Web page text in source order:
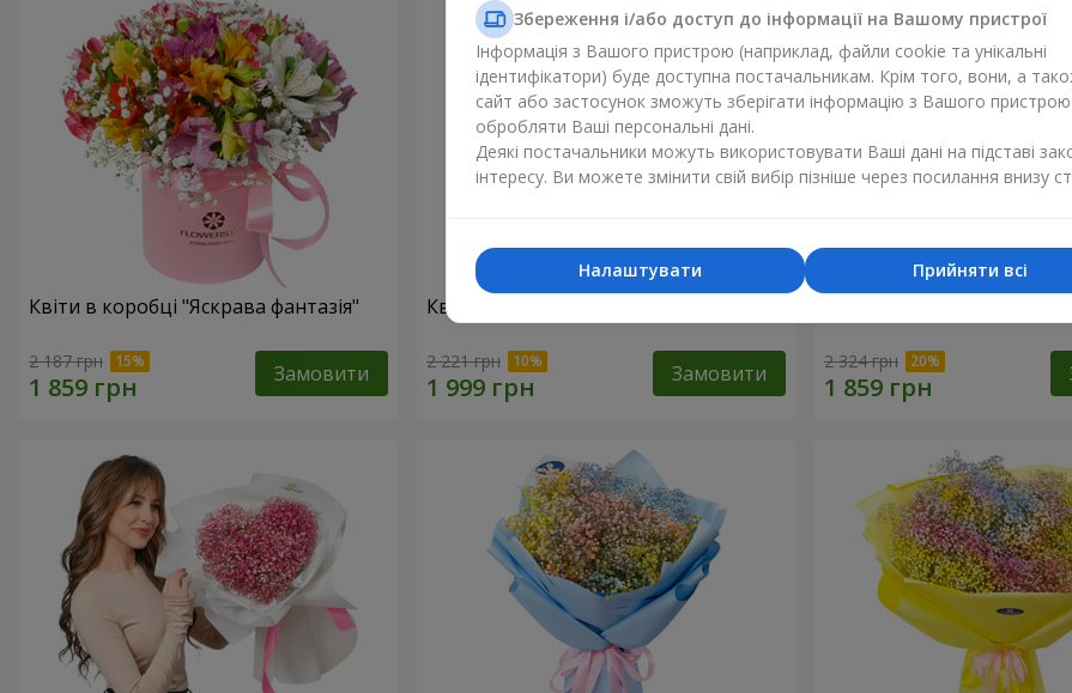
Квіти в коробці "Яскрава фантазія"
2 187 грн Замовити
Квіти в коробці "Соломія"
2 221 грн Замовити 2 324 грн
Збереження і/або доступ до інформації на Вашому пристрої
Інформація з Вашого пристрою (наприклад, файли cookie та унікальні
ідентифікатори) буде доступна постачальникам. Крім того, вони, а
сайт або застосунок зможуть зберігати інформацію з Вашого
обробляти Ваші персональні дані.
Деякі постачальники можуть використовувати Ваші дані на підставі
інтересу. Ви можете змінити свій вибір пізніше через посилання внизу
Прийняти всі
Налаштувати